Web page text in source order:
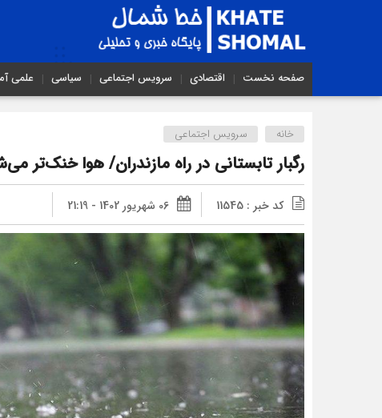
صفحه نخست اقتصادی سرویس اجتماعی سیاسی علمی
خانه سرویس اجتماعی
رگبار تابستانی در راه مازندران/ هوا خنک‌تر
کد خبر : 11545 06 شهریور 1402 - 21:19